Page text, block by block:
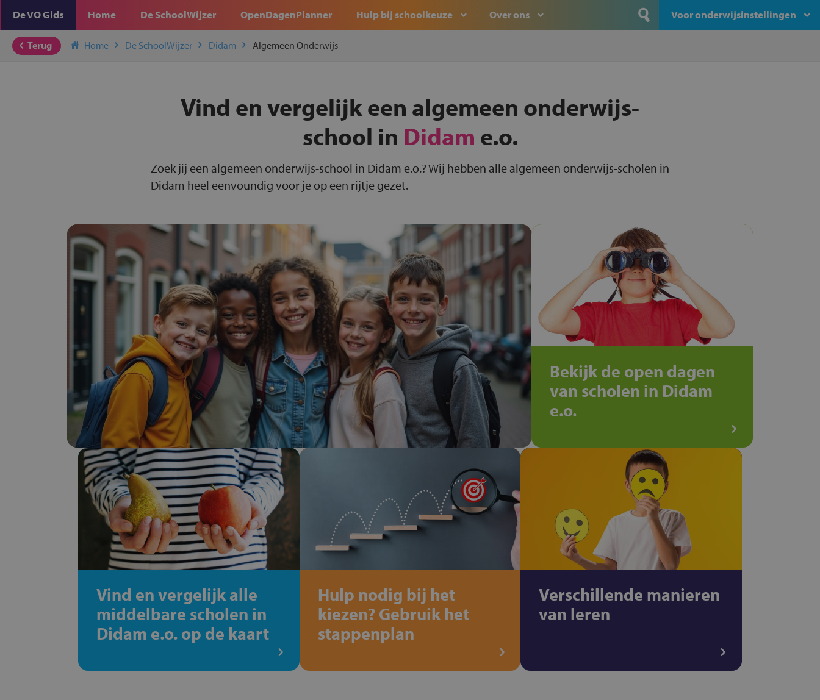
De VO Gids Home De SchoolWijzer OpenDagenPlanner Hulp bij schoolkeuze Over ons Voor onderwijsinstellingen
Terug Home De SchoolWijzer Didam Algemeen Onderwijs
Vind en vergelijk een algemeen onderwijs-
school in Didam e.o.
Zoek jij een algemeen onderwijs-school in Didam e.o.? Wij hebben alle algemeen onderwijs-scholen in
Didam heel eenvoundig voor je op een rijtje gezet.
Bekijk de open dagen
van scholen in Didam
e.o.
Vind en vergelijk alle
middelbare scholen in
Didam e.o. op de kaart
Hulp nodig bij het
kiezen? Gebruik het
stappenplan
Verschillende manieren
van leren